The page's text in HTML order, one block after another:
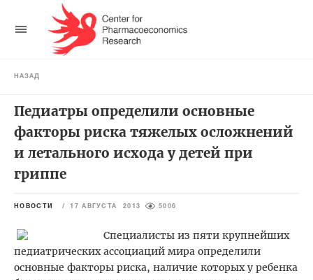
НАЗАД
Педиатры определили основные
факторы риска тяжелых осложнений
и летального исхода у детей при
гриппе
НОВОСТИ / 17 АВГУСТА 2013 5006
Специалисты из пяти крупнейших
педиатрических ассоциаций мира определили
основные факторы риска, наличие которых у ребенка